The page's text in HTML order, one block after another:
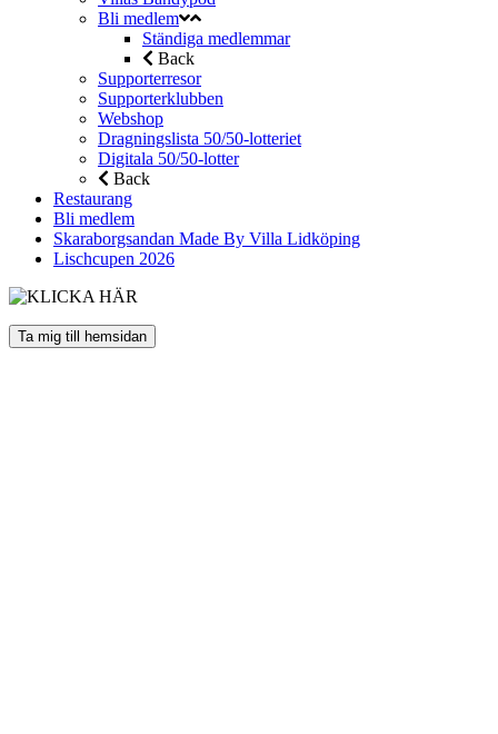
Bli medlem
Ständiga medlemmar
Back
Supporterresor
Supporterklubben
Webshop
Dragningslista 50/50-lotteriet
Digitala 50/50-lotter
Back
Restaurang
Bli medlem
Skaraborgsandan Made By Villa Lidköping
Lischcupen 2026
Ta mig till hemsidan